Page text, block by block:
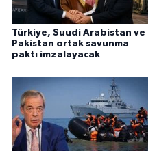
Türkiye, Suudi Arabistan ve
Pakistan ortak savunma
paktı imzalayacak